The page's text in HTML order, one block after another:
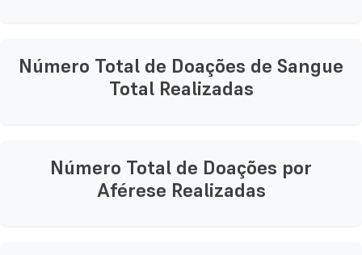
Número Total de Doações de Sangue
Total Realizadas
Número Total de Doações por
Aférese Realizadas